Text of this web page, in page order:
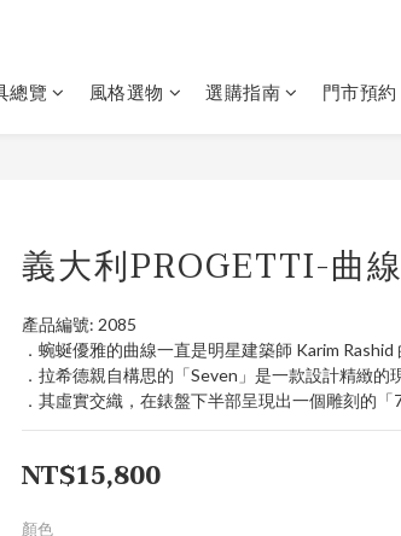
總覽 風格選物 選購指南 門市預約
義大利PROGETTI-曲
產品編號: 2085
．蜿蜒優雅的曲線一直是明星建築師 Karim Rashid
．拉希德親自構思的「Seven」是一款設計精緻的
．其虛實交織，在錶盤下半部呈現出一個雕刻的「7
NT$15,800
顏色